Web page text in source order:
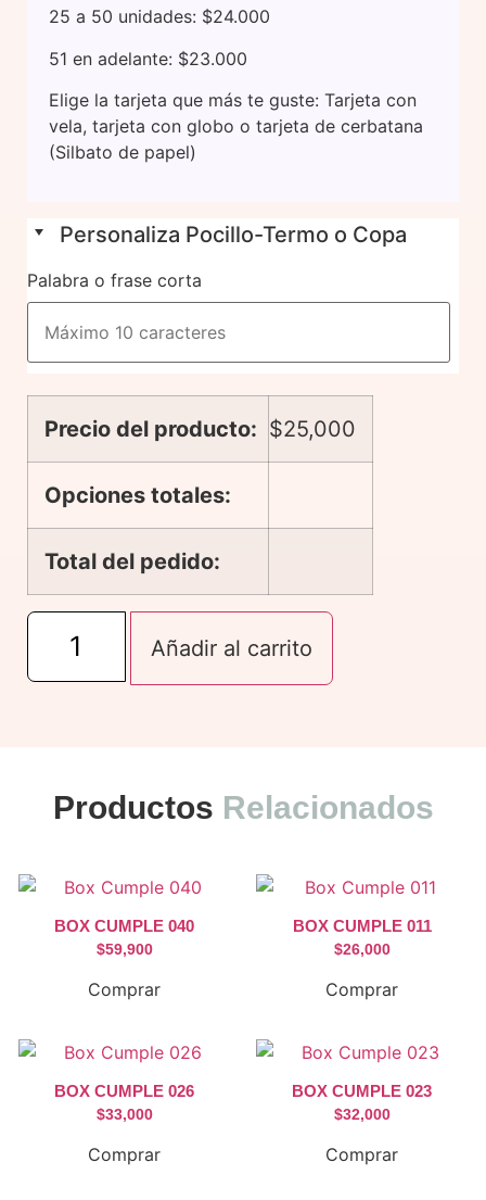
25 a 50 unidades: $24.000
51 en adelante: $23.000
Elige la tarjeta que más te guste: Tarjeta con
vela, tarjeta con globo o tarjeta de cerbatana
(Silbato de papel)
Personaliza Pocillo-Termo o Copa
Palabra o frase corta
Precio del producto: $25,000
Opciones totales:
Total del pedido:
Añadir al carrito
Productos Relacionados
BOX CUMPLE 040
$59,900
Comprar
BOX CUMPLE 011
$26,000
Comprar
BOX CUMPLE 026
$33,000
Comprar
BOX CUMPLE 023
$32,000
Comprar